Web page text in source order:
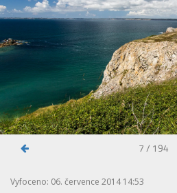
7 / 194
Vyfoceno: 06. července 2014 14:53